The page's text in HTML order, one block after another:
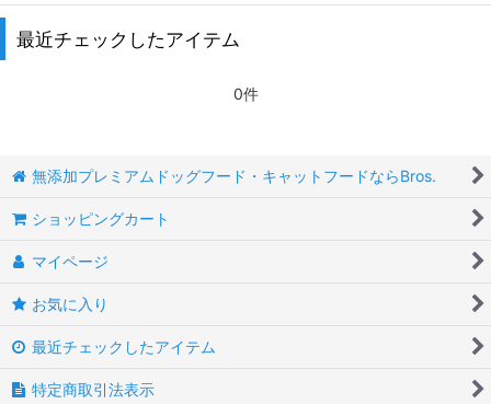
最近チェックしたアイテム
0件
無添加プレミアムドッグフード・キャットフードならBros.
ショッピングカート
マイページ
お気に入り
最近チェックしたアイテム
特定商取引法表示